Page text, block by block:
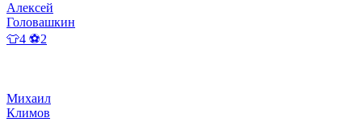
Алексей
Головашкин
👕4 ⚽2
Михаил
Климов